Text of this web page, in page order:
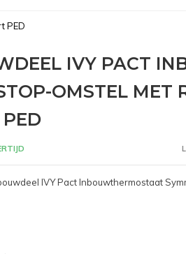
PED
IVY PACT
OMSTEL MET
IVY Pact Inbouwthermostaat